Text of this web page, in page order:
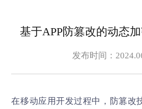
基于APP防篡改的动态
发布时间：
在移动应用开发过程中，防篡改